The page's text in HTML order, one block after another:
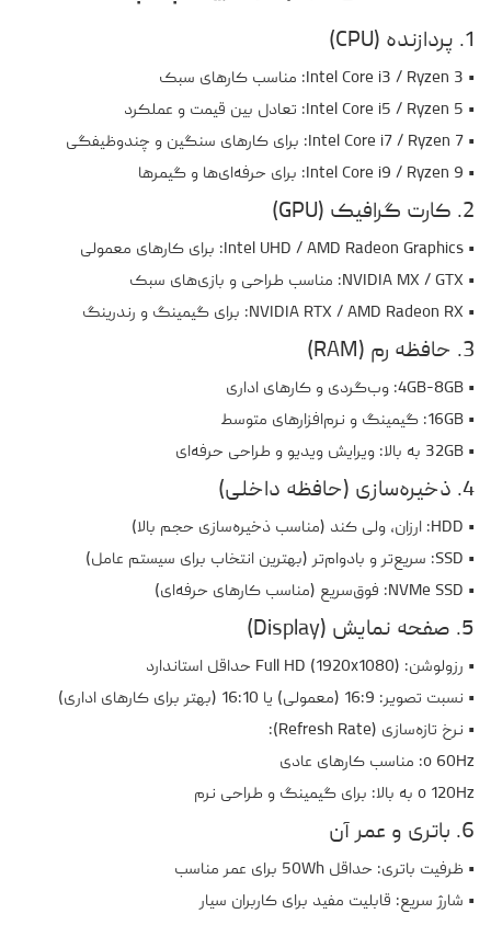
1. پردازنده (CPU)
• Intel Core i3 / Ryzen 3: مناسب کارهای سبک
• Intel Core i5 / Ryzen 5: تعادل بین قیمت و عملکرد
• Intel Core i7 / Ryzen 7: برای کارهای سنگین و چندوظیفگی
• Intel Core i9 / Ryzen 9: برای حرفه‌ای‌ها و گیمرها
2. کارت گرافیک (GPU)
• Intel UHD / AMD Radeon Graphics: برای کارهای معمولی
• NVIDIA MX / GTX: مناسب طراحی و بازی‌های سبک
• NVIDIA RTX / AMD Radeon RX: برای گیمینگ و رندرینگ
3. حافظه رم (RAM)
• 4GB-8GB: وب‌گردی و کارهای اداری
• 16GB: گیمینگ و نرم‌افزارهای متوسط
• 32GB به بالا: ویرایش ویدیو و طراحی حرفه‌ای
4. ذخیره‌سازی (حافظه داخلی)
• HDD: ارزان، ولی کند (مناسب ذخیره‌سازی حجم بالا)
• SSD: سریع‌تر و بادوام‌تر (بهترین انتخاب برای سیستم عامل)
• NVMe SSD: فوق‌سریع (مناسب کارهای حرفه‌ای)
5. صفحه نمایش (Display)
• رزولوشن: Full HD (1920x1080) حداقل استاندارد
• نسبت تصویر: 16:9 (معمولی) یا 16:10 (بهتر برای کارهای اداری)
• نرخ تازه‌سازی (Refresh Rate):
o 60Hz: مناسب کارهای عادی
o 120Hz به بالا: برای گیمینگ و طراحی نرم
6. باتری و عمر آن
• ظرفیت باتری: حداقل 50Wh برای عمر مناسب
• شارژ سریع: قابلیت مفید برای کاربران سیار